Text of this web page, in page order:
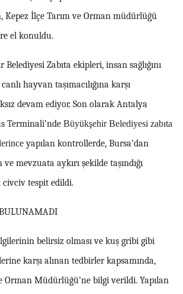
Kepez İlçe Tarım ve Orman müdürlüğü
el konuldu.
Zabıta ekipleri, insan sağlığını
hayvan taşımacılığına karşı
devam ediyor. Son olarak Antalya
Terminali’nde Büyükşehir Belediyesi zabıta
yapılan kontrollerde, Bursa’dan
mevzuata aykırı şekilde taşındığı
civciv tespit edildi.
belirsiz olması ve kuş gribi gibi
karşı alınan tedbirler kapsamında,
Orman Müdürlüğü’ne bilgi verildi. Yapılan